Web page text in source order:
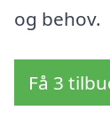
og behov.
Få 3